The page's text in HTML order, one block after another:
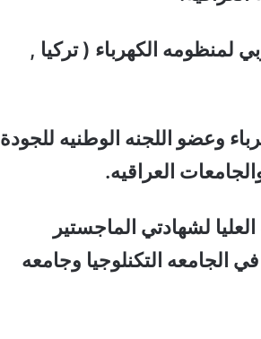
لمنظومه الكهرباء ( تركيا ,
وعضو اللجنه الوطنيه للجودة
العراقيه.
لشهادتي الماجستير
الجامعه التكنلوجيا وجامعه